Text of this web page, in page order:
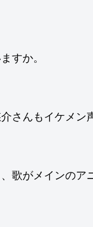
すか。
さんもイケメン
歌がメインのア